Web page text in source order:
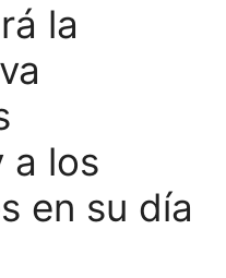
la
a los
en su día